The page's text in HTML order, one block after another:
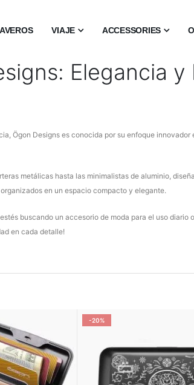
VIAJE ACCESSORIES
Elegancia y
Ögon Designs es conocida por su enfoque
metálicas hasta las minimalistas de aluminio,
en un espacio compacto y elegante.
buscando un accesorio de moda para el uso
en cada detalle!
-20%